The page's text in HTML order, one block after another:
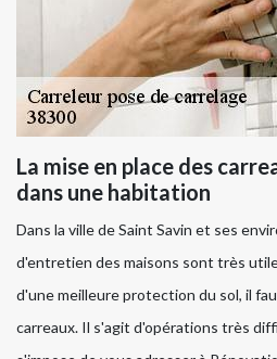
La mise en place des
dans une habitation
Dans la ville de Saint Savin et ses
d'entretien des maisons sont très
d'une meilleure protection du sol, il
carreaux. Il s'agit d'opérations très